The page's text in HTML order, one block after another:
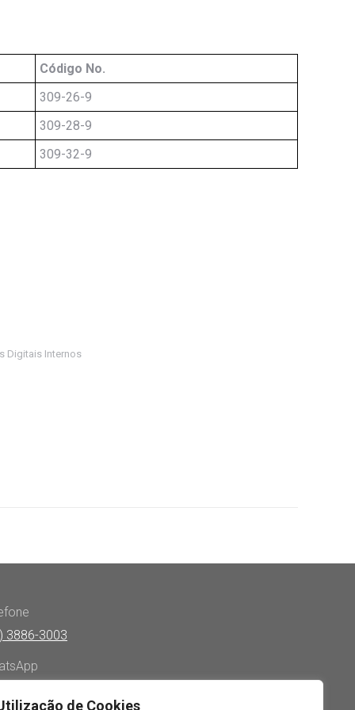
de Cookies
Código No.
309-26-9
309-28-9
309-32-9
Digitais Internos
3886-3003